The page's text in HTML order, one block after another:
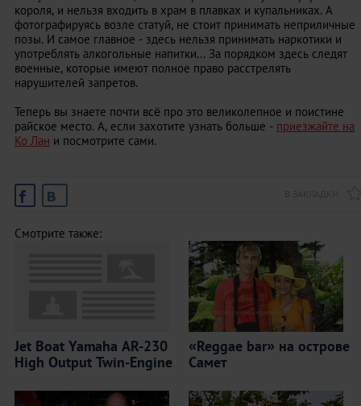
короля, и нельзя входить в храм в плавках и купальниках. А
фотографируясь возле статуй, не стоит принимать неприличные
позы. И самое главное - здесь нельзя принимать наркотики и
употреблять алкогольные напитки... За порядком здесь следят
военные, которые имеют полное право расстрелять
нарушителей запретов.
Теперь вы знаете почти всё про это великолепное и поистине
райское место. А, если захотите узнать больше - приезжайте на
Ко Лан и посмотрите сами.
Смотрите также:
Jet Boat Yamaha AR-230
High Output Twin-Engine
«Reggae bar» на острове
Самет